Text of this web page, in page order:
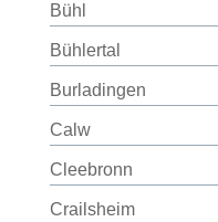
Bühl
Bühlertal
Burladingen
Calw
Cleebronn
Crailsheim